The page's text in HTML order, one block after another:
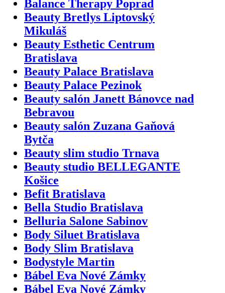
Balance Therapy Poprad
Beauty Bretlys Liptovský
Mikuláš
Beauty Esthetic Centrum
Bratislava
Beauty Palace Bratislava
Beauty Palace Pezinok
Beauty salón Janett Bánovce nad
Bebravou
Beauty salón Zuzana Gaňová
Bytča
Beauty slim studio Trnava
Beauty studio BELLEGANTE
Košice
Befit Bratislava
Bella Studio Bratislava
Belluria Salone Sabinov
Body Siluet Bratislava
Body Slim Bratislava
Bodystyle Martin
Bábel Eva Nové Zámky
Bábel Eva Nové Zámky